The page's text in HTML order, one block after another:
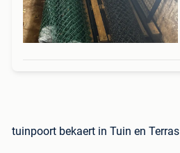
tuinpoort bekaert in Tuin en Terras